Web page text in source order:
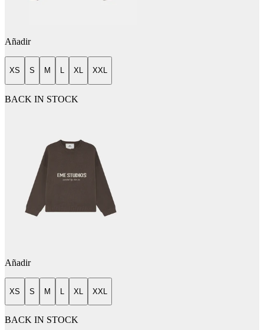
Añadir
XS S M L XL XXL
BACK IN STOCK
Añadir
XS S M L XL XXL
BACK IN STOCK